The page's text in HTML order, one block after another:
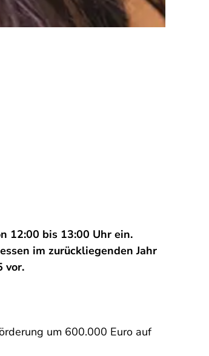
12:00 bis 13:00 Uhr ein.
im zurückliegenden Jahr
vor.
um 600.000 Euro auf